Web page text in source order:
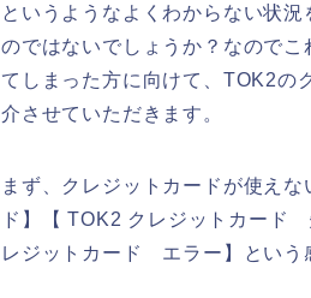
というようなよくわからない状
のではないでしょうか？なので
てしまった方に向けて、TOK2の
介させていただきます。
まず、クレジットカードが使え
ド】【 TOK2 クレジットカー
レジットカード エラー】という